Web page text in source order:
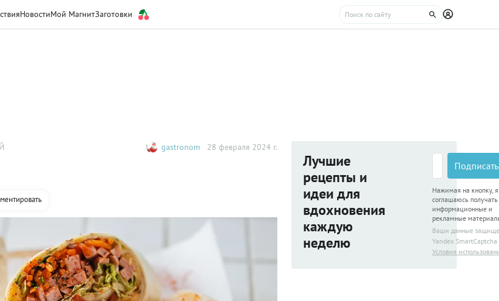
НовостиМой МагнитЗаготовки
gastronom 28 февраля 2024 г.
Лучшие
рецепты и
идеи для
вдохновения
каждую
неделю
Нажимая на кнопку, я
соглашаюсь получать
информационные и
рекламные
Ваши данные
Yandex SmartCaptcha
Условия